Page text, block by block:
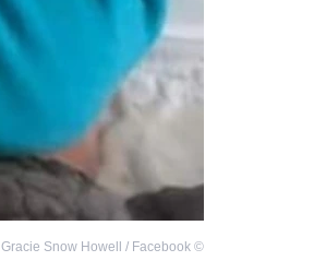
©
Gracie Snow Howell / Facebook